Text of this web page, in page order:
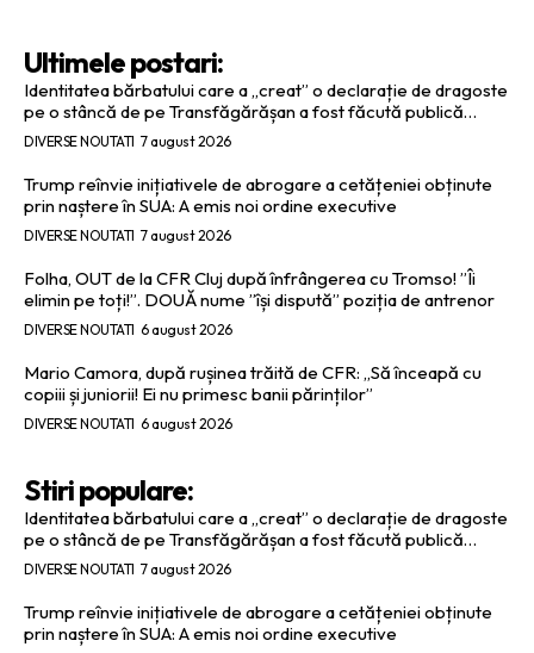
Ultimele postari:
Identitatea bărbatului care a „creat” o declarație de dragoste
pe o stâncă de pe Transfăgărășan a fost făcută publică…
DIVERSE NOUTATI 7 august 2026
Trump reînvie inițiativele de abrogare a cetățeniei obținute
prin naștere în SUA: A emis noi ordine executive
DIVERSE NOUTATI 7 august 2026
Folha, OUT de la CFR Cluj după înfrângerea cu Tromso! ”Îi
elimin pe toți!”. DOUĂ nume ”își dispută” poziția de antrenor
DIVERSE NOUTATI 6 august 2026
Mario Camora, după rușinea trăită de CFR: „Să înceapă cu
copiii și juniorii! Ei nu primesc banii părinților”
DIVERSE NOUTATI 6 august 2026
Stiri populare:
Identitatea bărbatului care a „creat” o declarație de dragoste
pe o stâncă de pe Transfăgărășan a fost făcută publică…
DIVERSE NOUTATI 7 august 2026
Trump reînvie inițiativele de abrogare a cetățeniei obținute
prin naștere în SUA: A emis noi ordine executive